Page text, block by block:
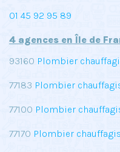
01 45 92 95 89
4 agences en Île de
93160 Plombier
77183 Plombier
77100 Plombier
77170 Plombier